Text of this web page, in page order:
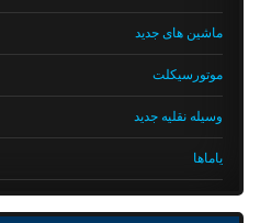
ماشین های جدید
موتورسیکلت
وسیله نقلیه جدید
یاماها